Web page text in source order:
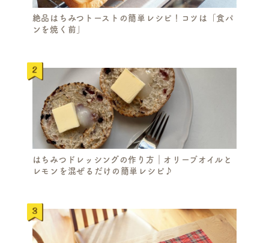
絶品はちみつトーストの簡単レシピ！コツは「食パ
ンを焼く前」
はちみつドレッシングの作り方｜オリーブオイルと
レモンを混ぜるだけの簡単レシピ♪